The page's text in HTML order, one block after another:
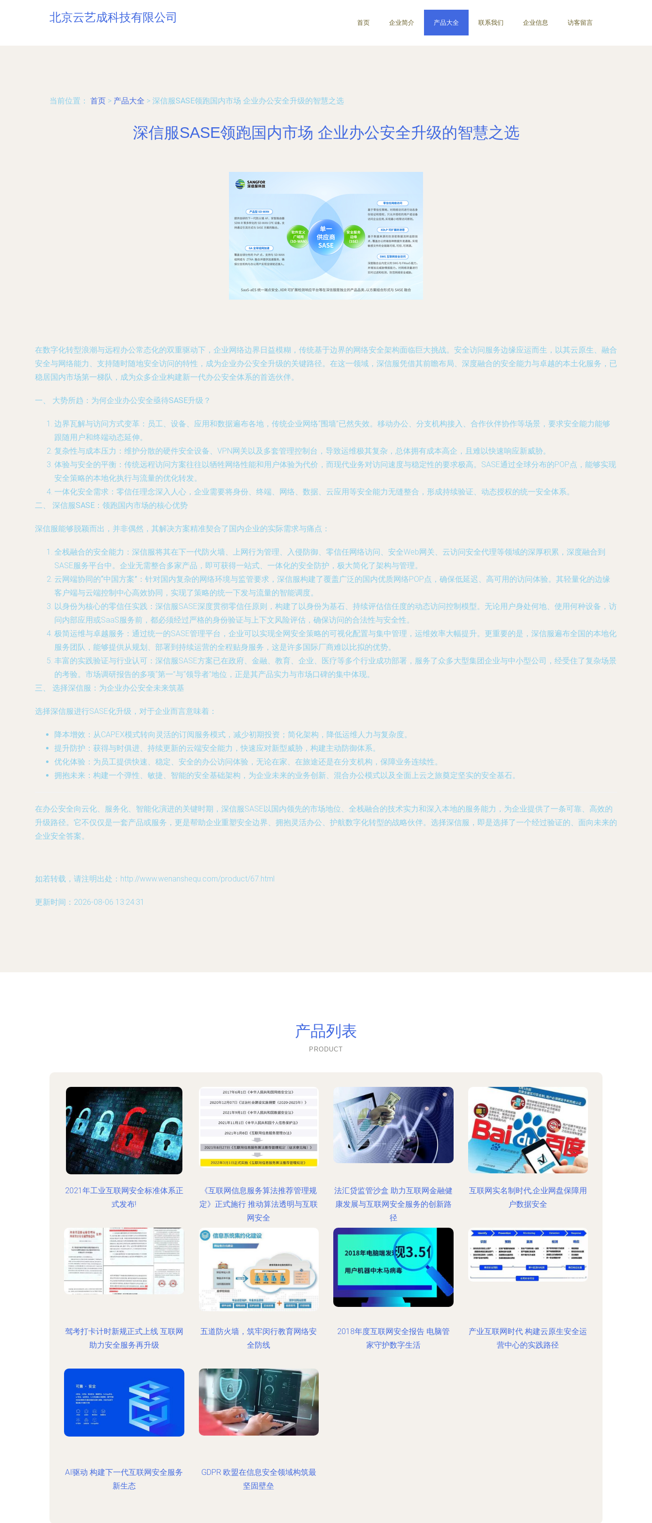
北京云艺成科技有限公司 首页 企业简介 产品大全 联系我们 企业信息 访客留言
当前位置： 首页 > 产品大全 > 深信服SASE领跑国内市场 企业办公安全升级的智慧之选
深信服SASE领跑国内市场 企业办公安全升级的智慧之选
在数字化转型浪潮与远程办公常态化的双重驱动下，企业网络边界日益模糊，传统基于边界的网络安全架构面临巨大挑战。安全访问服务边缘应运而生，以其云原生、融合
安全与网络能力、支持随时随地安全访问的特性，成为企业办公安全升级的关键路径。在这一领域，深信服凭借其前瞻布局、深度融合的安全能力与卓越的本土化服务，已
稳居国内市场第一梯队，成为众多企业构建新一代办公安全体系的首选伙伴。
一、 大势所趋：为何企业办公安全亟待SASE升级？
边界瓦解与访问方式变革 ：员工、设备、应用和数据遍布各地，传统企业网络“围墙”已然失效。移动办公、分支机构接入、合作伙伴协作等场景，要求安全能力能够
跟随用户和终端动态延伸。
复杂性与成本压力 ：维护分散的硬件安全设备、VPN网关以及多套管理控制台，导致运维极其复杂，总体拥有成本高企，且难以快速响应新威胁。
体验与安全的平衡 ：传统远程访问方案往往以牺牲网络性能和用户体验为代价，而现代业务对访问速度与稳定性的要求极高。SASE通过全球分布的POP点，能够实现
安全策略的本地化执行与流量的优化转发。
一体化安全需求 ：零信任理念深入人心，企业需要将身份、终端、网络、数据、云应用等安全能力无缝整合，形成持续验证、动态授权的统一安全体系。
二、 深信服SASE：领跑国内市场的核心优势
深信服能够脱颖而出，并非偶然，其解决方案精准契合了国内企业的实际需求与痛点：
全栈融合的安全能力 ：深信服将其在下一代防火墙、上网行为管理、入侵防御、零信任网络访问、安全Web网关、云访问安全代理等领域的深厚积累，深度融合到
SASE服务平台中。企业无需整合多家产品，即可获得一站式、一体化的安全防护，极大简化了架构与管理。
云网端协同的“中国方案” ：针对国内复杂的网络环境与监管要求，深信服构建了覆盖广泛的国内优质网络POP点，确保低延迟、高可用的访问体验。其轻量化的边缘
客户端与云端控制中心高效协同，实现了策略的统一下发与流量的智能调度。
以身份为核心的零信任实践 ：深信服SASE深度贯彻零信任原则，构建了以身份为基石、持续评估信任度的动态访问控制模型。无论用户身处何地、使用何种设备，访
问内部应用或SaaS服务前，都必须经过严格的身份验证与上下文风险评估，确保访问的合法性与安全性。
极简运维与卓越服务 ：通过统一的SASE管理平台，企业可以实现全网安全策略的可视化配置与集中管理，运维效率大幅提升。更重要的是，深信服遍布全国的本地化
服务团队，能够提供从规划、部署到持续运营的全程贴身服务，这是许多国际厂商难以比拟的优势。
丰富的实践验证与行业认可 ：深信服SASE方案已在政府、金融、教育、企业、医疗等多个行业成功部署，服务了众多大型集团企业与中小型公司，经受住了复杂场景
的考验。市场调研报告的多项“第一”与“领导者”地位，正是其产品实力与市场口碑的集中体现。
三、 选择深信服：为企业办公安全未来筑基
选择深信服进行SASE化升级，对于企业而言意味着：
降本增效 ：从CAPEX模式转向灵活的订阅服务模式，减少初期投资；简化架构，降低运维人力与复杂度。
提升防护 ：获得与时俱进、持续更新的云端安全能力，快速应对新型威胁，构建主动防御体系。
优化体验 ：为员工提供快速、稳定、安全的办公访问体验，无论在家、在旅途还是在分支机构，保障业务连续性。
拥抱未来 ：构建一个弹性、敏捷、智能的安全基础架构，为企业未来的业务创新、混合办公模式以及全面上云之旅奠定坚实的安全基石。
在办公安全向云化、服务化、智能化演进的关键时期，深信服SASE以国内领先的市场地位、全栈融合的技术实力和深入本地的服务能力，为企业提供了一条可靠、高效的
升级路径。它不仅仅是一套产品或服务，更是帮助企业重塑安全边界、拥抱灵活办公、护航数字化转型的战略伙伴。选择深信服，即是选择了一个经过验证的、面向未来的
企业安全答案。
如若转载，请注明出处：http://www.wenanshequ.com/product/67.html
更新时间：2026-08-06 13:24:31
产品列表
PRODUCT
2021年工业互联网安全标准体系正
式发布!
《互联网信息服务算法推荐管理规
定》正式施行 推动算法透明与互联
网安全
法汇贷监管沙盒 助力互联网金融健
康发展与互联网安全服务的创新路
径
互联网实名制时代,企业网盘保障用
户数据安全
驾考打卡计时新规正式上线 互联网
助力安全服务再升级
五道防火墙，筑牢闵行教育网络安
全防线
2018年度互联网安全报告 电脑管
家守护数字生活
产业互联网时代 构建云原生安全运
营中心的实践路径
AI驱动 构建下一代互联网安全服务
新生态
GDPR 欧盟在信息安全领域构筑最
坚固壁垒